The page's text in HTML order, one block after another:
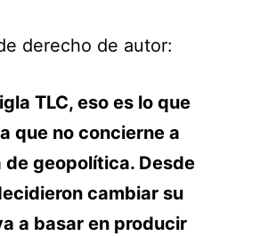
derecho de autor:
TLC, eso es lo que
que no concierne a
geopolítica. Desde
cambiar su
a basar en producir